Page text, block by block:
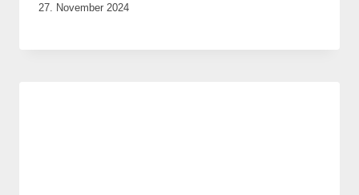
Von
Krause
27. November 2024